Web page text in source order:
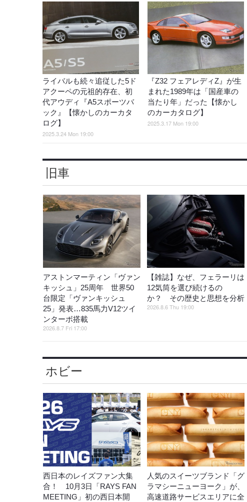
ライバルも続々追従した5ド
アクーペの元祖的存在、初
代アウディ『A5スポーツバ
ック』【懐かしのカーカタ
ログ】
2025.3.24 Mon 19:00
『Z32 フェアレディZ』が生
まれた1989年は「国産車の
当たり年」だった【懐かし
のカーカタログ】
2025.3.17 Mon 19:00
旧車
アストンマーティン「ヴァン
キッシュ」25周年 世界50
台限定「ヴァンキッシュ
25」発表…835馬力V12ツイ
ンターボ搭載
2026.8.7 Fri 17:00
【雑誌】なぜ、フェラーリは
12気筒を選び続けるの
か？ その歴史と思想を分析
2026.8.6 Thu 19:00
ホビー
西日本のレイズファン大集
合！ 10月3日「RAYS FAN
MEETING」初の西日本開
人気のスイーツブランド「グ
ラマシーニューヨーク」が、
高速道路サービスエリアに全